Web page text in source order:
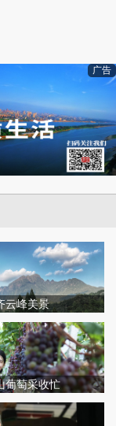
广告
云峰美景
葡萄采收忙